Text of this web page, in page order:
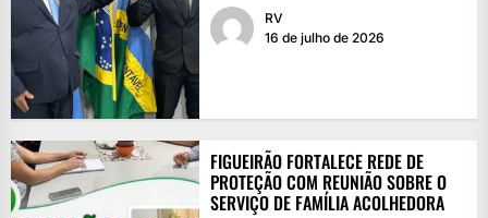
RV
16 de julho de 2026
FIGUEIRÃO FORTALECE REDE DE
PROTEÇÃO COM REUNIÃO SOBRE O
SERVIÇO DE FAMÍLIA ACOLHEDORA